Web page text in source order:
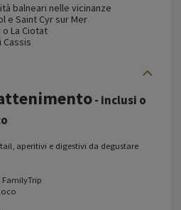
balneari nelle vicinanze
e Saint Cyr sur Mer
o La Ciotat
Cassis
- inclusi o
aperitivi e digestivi da degustare